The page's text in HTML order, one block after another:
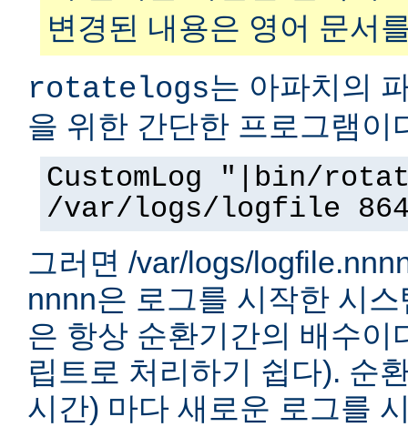
변경된 내용은 영어 문서
rotatelogs는 아파치의
을 위한 간단한 프로그램이
CustomLog "|bin/
/var/logs/logfile
그러면 /var/logs/
nnnn은 로그를 시작한 시
은 항상 순환기간의 배수이
립트로 처리하기 쉽다). 순
시간) 마다 새로운 로그를